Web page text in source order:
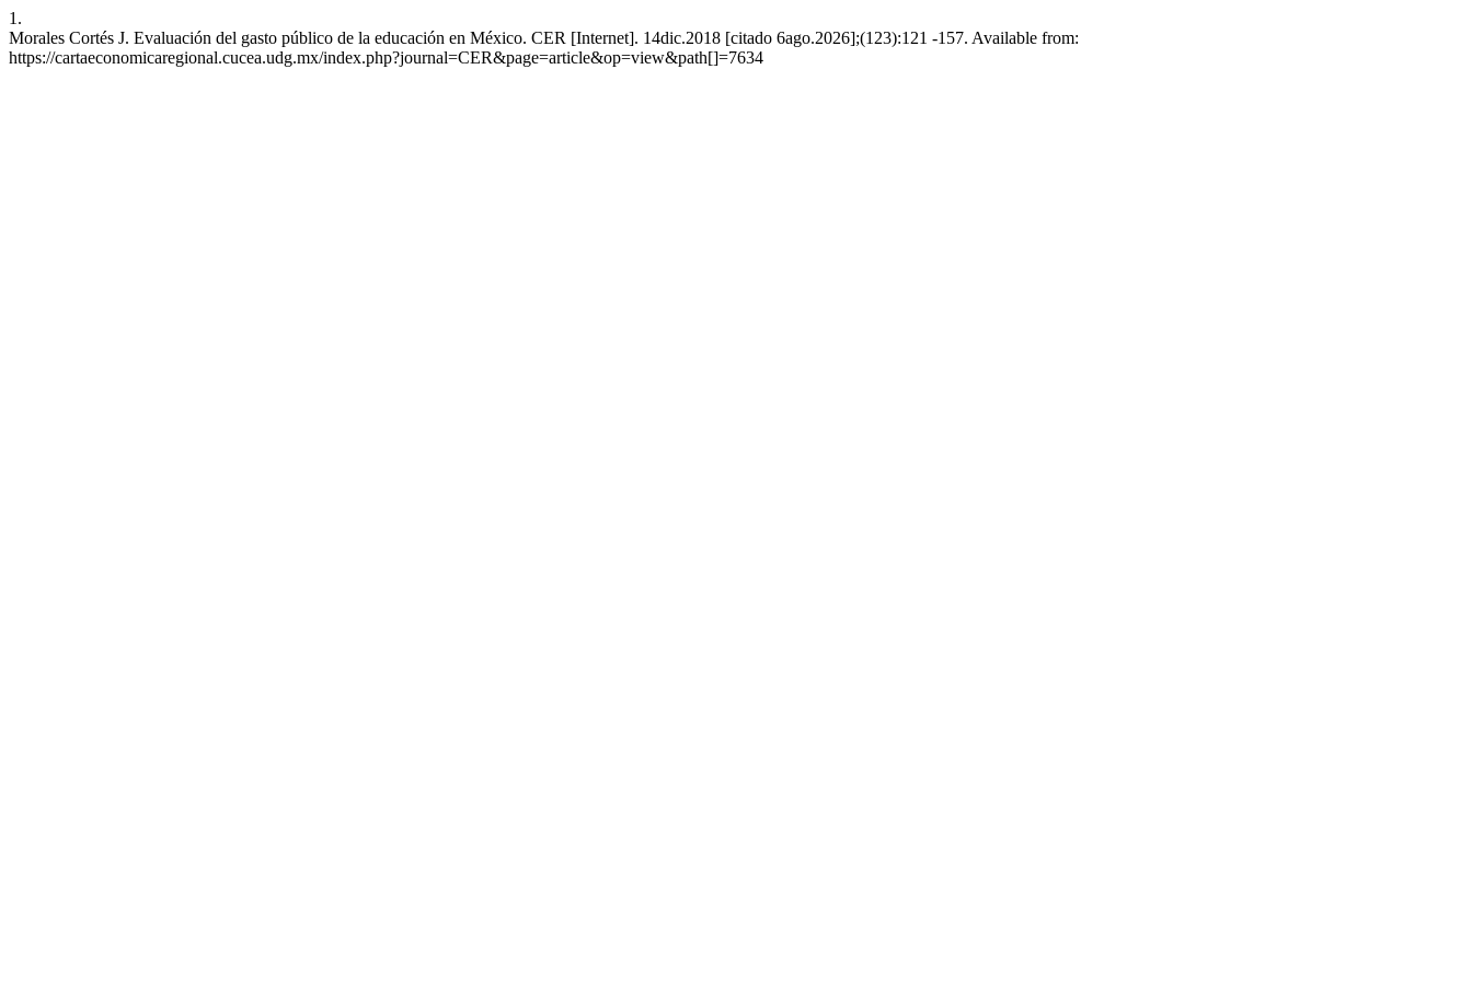
1.
Morales Cortés J. Evaluación del gasto público de la educación en México. CER [Internet]. 14dic.2018 [citado 6ago.2026];(123):121 -157. Available from:
https://cartaeconomicaregional.cucea.udg.mx/index.php?journal=CER&page=article&op=view&path[]=7634